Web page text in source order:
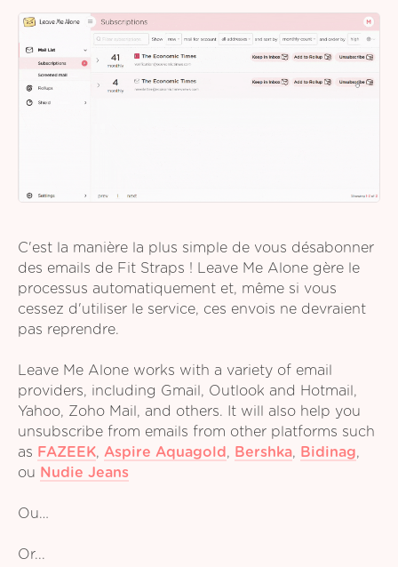
C'est la manière la plus simple de vous désabonner
des emails de Fit Straps ! Leave Me Alone gère le
processus automatiquement et, même si vous
cessez d'utiliser le service, ces envois ne devraient
pas reprendre.
Leave Me Alone works with a variety of email
providers, including Gmail, Outlook and Hotmail,
Yahoo, Zoho Mail, and others. It will also help you
unsubscribe from emails from other platforms such
as FAZEEK, Aspire Aquagold , Bershka, Bidinag,
ou Nudie Jeans
Ou…
Or...